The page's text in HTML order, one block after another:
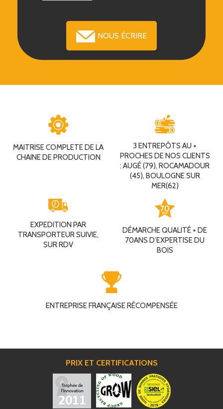
NOUS ÉCRIRE
MAITRISE COMPLETE DE LA
CHAINE DE PRODUCTION
3 ENTREPÔTS AU +
PROCHES DE NOS CLIENTS
: AUGÉ (79), ROCAMADOUR
(45), BOULOGNE SUR
MER(62)
EXPEDITION PAR
TRANSPORTEUR SUIVIE,
SUR RDV
DÉMARCHE QUALITÉ + DE
70ANS D’EXPERTISE DU
BOIS
ENTREPRISE FRANÇAISE RÉCOMPENSÉE
PRIX ET CERTIFICATIONS